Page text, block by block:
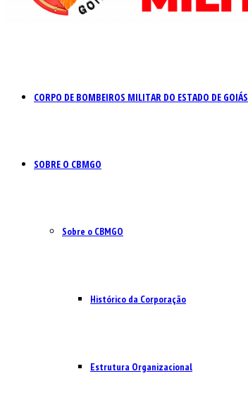
CORPO DE BOMBEIROS MILITAR DO ESTADO DE GOIÁS
SOBRE O CBMGO
Sobre o CBMGO
Histórico da Corporação
Estrutura Organizacional